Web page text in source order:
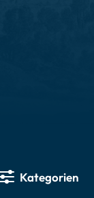
Kategorien